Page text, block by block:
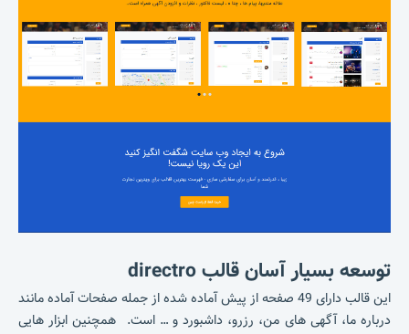
توسعه بسیار آسان قالب directro
این قالب دارای 49 صفحه از پیش آماده شده از جمله
صفحات آماده مانند
درباره ما، آگهی های من، رزرو، داشبورد و … است. همچنین ابزار هایی